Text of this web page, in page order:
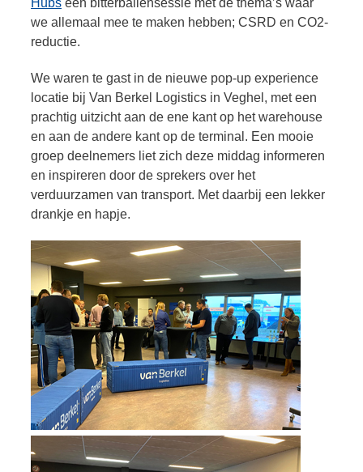
we allemaal mee te maken hebben; CSRD en CO2-
reductie.
We waren te gast in de nieuwe pop-up experience
locatie bij Van Berkel Logistics in Veghel, met een
prachtig uitzicht aan de ene kant op het warehouse
en aan de andere kant op de terminal. Een mooie
groep deelnemers liet zich deze middag informeren
en inspireren door de sprekers over het
verduurzamen van transport. Met daarbij een lekker
drankje en hapje.